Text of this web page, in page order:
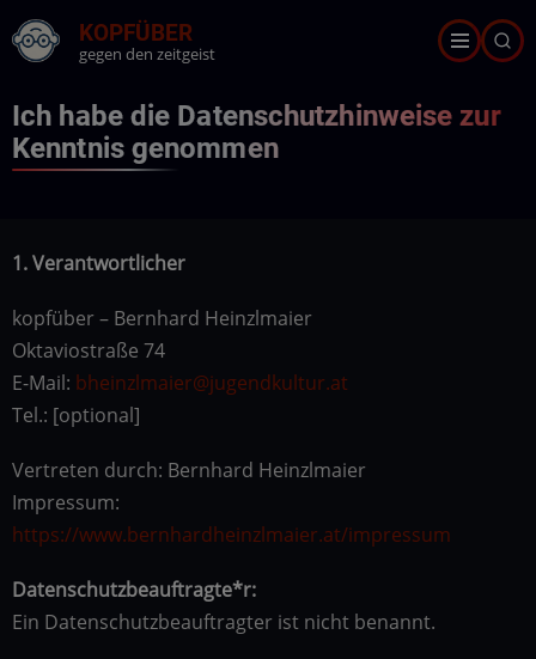
Direkt
zum
KOPFÜBER
gegen den zeitgeist
Ich habe die Datenschutzhinweise zur
Kenntnis genommen
1. Verantwortlicher
kopfüber – Bernhard Heinzlmaier
Oktaviostraße 74
E-Mail: bheinzlmaier@jugendkultur.at
Tel.: [optional]
Vertreten durch: Bernhard Heinzlmaier
Impressum:
https://www.bernhardheinzlmaier.at/impressum
Datenschutzbeauftragte*r:
Ein Datenschutzbeauftragter ist nicht benannt.